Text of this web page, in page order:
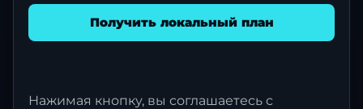
Получить локальный план
Нажимая кнопку, вы соглашаетесь с